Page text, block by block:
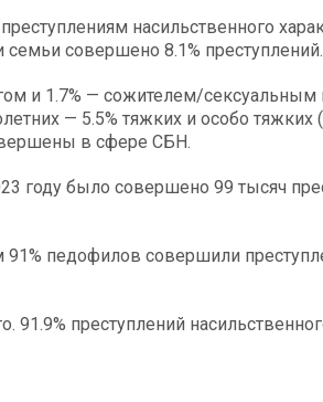
насильственного
совершено 8.1% преступлений.
и 1.7% — сожителем/сексуальным
— 5.5% тяжких и особо
в сфере СБН.
году было совершено 99 тысяч
91% педофилов совершили
преступлений